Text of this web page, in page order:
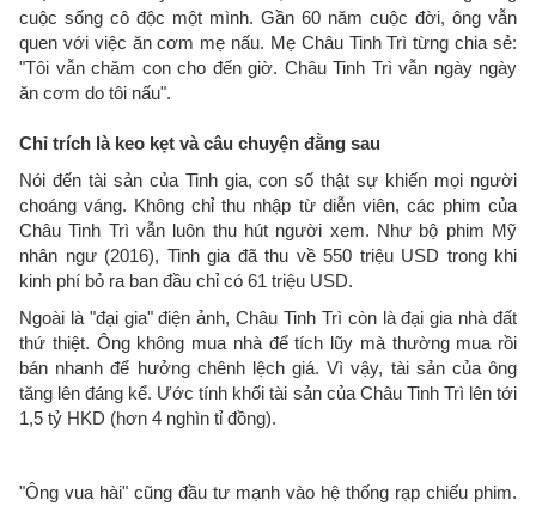
cuộc sống cô độc một mình. Gần 60 năm cuộc đời, ông vẫn
quen với việc ăn cơm mẹ nấu. Mẹ Châu Tinh Trì từng chia sẻ:
"Tôi vẫn chăm con cho đến giờ. Châu Tinh Trì vẫn ngày ngày
ăn cơm do tôi nấu".
Chỉ trích là keo kẹt và câu chuyện đằng sau
Nói đến tài sản của Tinh gia, con số thật sự khiến mọi người
choáng váng. Không chỉ thu nhập từ diễn viên, các phim của
Châu Tinh Trì vẫn luôn thu hút người xem. Như bộ phim Mỹ
nhân ngư (2016), Tinh gia đã thu về 550 triệu USD trong khi
kinh phí bỏ ra ban đầu chỉ có 61 triệu USD.
Ngoài là "đại gia" điện ảnh, Châu Tinh Trì còn là đại gia nhà đất
thứ thiệt. Ông không mua nhà để tích lũy mà thường mua rồi
bán nhanh để hưởng chênh lệch giá. Vì vậy, tài sản của ông
tăng lên đáng kể. Ước tính khối tài sản của Châu Tinh Trì lên tới
1,5 tỷ HKD (hơn 4 nghìn tỉ đồng).
"Ông vua hài" cũng đầu tư mạnh vào hệ thống rạp chiếu phim.